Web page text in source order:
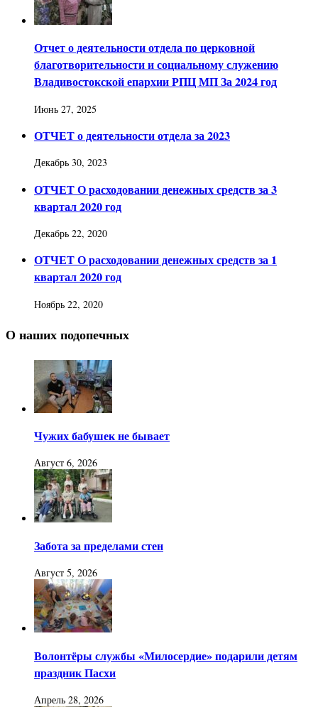
Отчет о деятельности отдела по церковной
благотворительности и социальному служению
Владивостокской епархии РПЦ МП За 2024 год
Июнь 27, 2025
ОТЧЕТ о деятельности отдела за 2023
Декабрь 30, 2023
ОТЧЕТ О расходовании денежных средств за 3
квартал 2020 год
Декабрь 22, 2020
ОТЧЕТ О расходовании денежных средств за 1
квартал 2020 год
Ноябрь 22, 2020
О наших подопечных
Чужих бабушек не бывает
Август 6, 2026
Забота за пределами стен
Август 5, 2026
Волонтёры службы «Милосердие» подарили детям
праздник Пасхи
Апрель 28, 2026